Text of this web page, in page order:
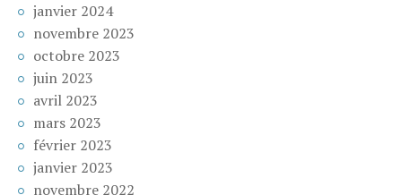
janvier 2024
novembre 2023
octobre 2023
juin 2023
avril 2023
mars 2023
février 2023
janvier 2023
novembre 2022